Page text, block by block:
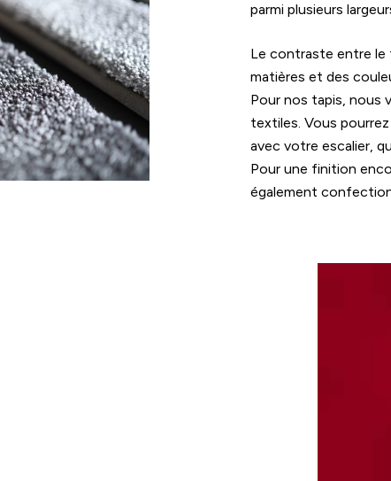
parmi plusieurs
Le contraste entre le
matières et des
Pour nos tapis, nous
textiles. Vous pourrez
avec votre escalier,
Pour une finition
également